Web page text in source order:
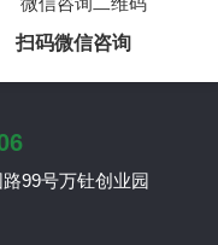
99号万钍创业园
扫码微信咨询